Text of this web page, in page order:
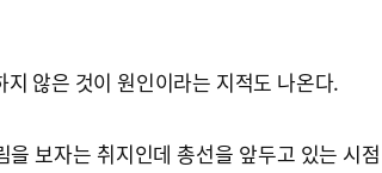
않은 것이 원인이라는 지적도 나온다.
보자는 취지인데 총선을 앞두고 있는 시점